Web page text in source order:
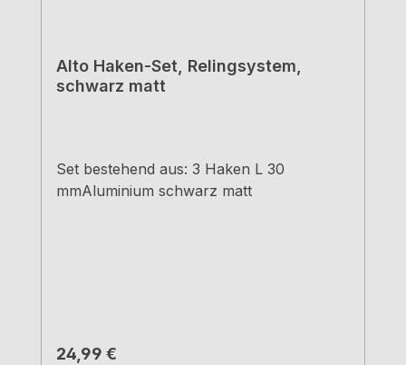
Alto Haken-Set, Relingsystem,
schwarz matt
Set bestehend aus: 3 Haken L 30
mmAluminium schwarz matt
Regulärer Preis:
24,99 €